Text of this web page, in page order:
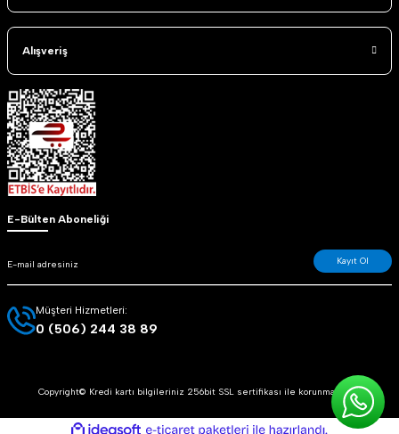
Alışveriş
E-Bülten Aboneliği
Kayıt Ol
Müşteri Hizmetleri:
0 (506) 244 38 89
Copyright© Kredi kartı bilgileriniz 256bit SSL sertifikası ile korunmaktadır.
ideasoft e-